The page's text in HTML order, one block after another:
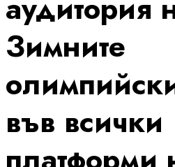
аудитория
Зимните
във всички